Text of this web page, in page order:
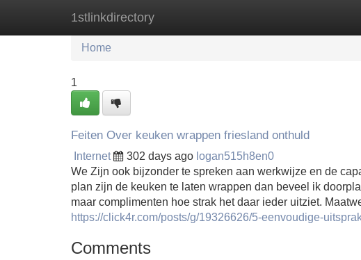
1stlinkdirectory
Home New Site Listings
Home
1
Feiten Over keuken wrappen friesland onthuld
Internet 302 days ago logan515h8en0
We Zijn ook bijzonder te spreken aan werkwijze en de
plan zijn de keuken te laten wrappen dan beveel ik
maar complimenten hoe strak het daar ieder uitziet.
https://click4r.com/posts/g/19326626/5-eenvoudige-
Comments